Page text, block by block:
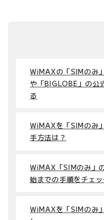
WiMAXの「SIMのみ
や「BIGLOBE」の公
る
WiMAXを「SIMのみ
手方法は？
WiMAX「SIMのみ」
始までの手順をチェッ
WiMAXを「SIMのみ